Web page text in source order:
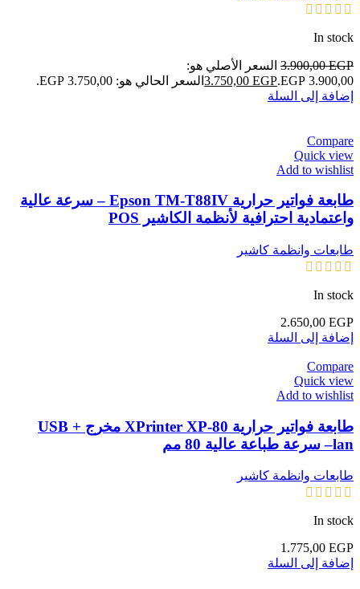
In stock
3.900,00EGP
السعر الأصلي هو:
3.900,00 EGP.
3.750,00 EGP
السعر الحالي هو: 3.750,00 EGP.
إضافة إلى السلة
Compare
Quick view
Add to wishlist
طابعة فواتير حرارية Epson TM-T88IV – سرعة عالية
واعتمادية احترافية لأنظمة الكاشير POS
طابعات وانظمة كاشير
In stock
2.650,00 EGP
إضافة إلى السلة
Compare
Quick view
Add to wishlist
طابعة فواتير حرارية XPrinter XP-80 مخرج USB +
lan– سرعة طباعة عالية 80 مم
طابعات وانظمة كاشير
In stock
1.775,00 EGP
إضافة إلى السلة